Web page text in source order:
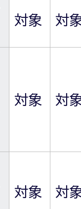
対象 対
対象 対
対象 対